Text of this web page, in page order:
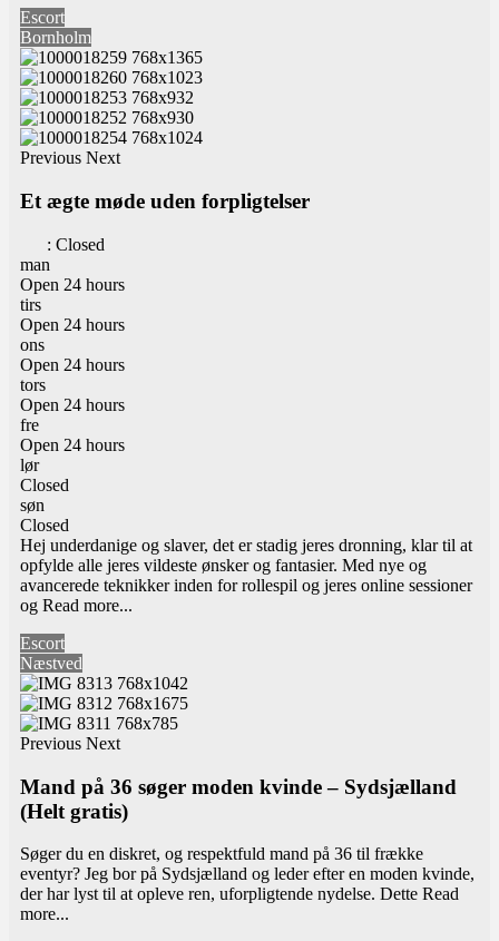
Escort
Bornholm
Previous Next
Et ægte møde uden forpligtelser
: Closed
man
Open 24 hours
tirs
Open 24 hours
ons
Open 24 hours
tors
Open 24 hours
fre
Open 24 hours
lør
Closed
søn
Closed
Hej underdanige og slaver, det er stadig jeres dronning, klar til at
opfylde alle jeres vildeste ønsker og fantasier. Med nye og
avancerede teknikker inden for rollespil og jeres online sessioner
og Read more...
Escort
Næstved
Previous Next
Mand på 36 søger moden kvinde – Sydsjælland
(Helt gratis)
Søger du en diskret, og respektfuld mand på 36 til frække
eventyr? Jeg bor på Sydsjælland og leder efter en moden kvinde,
der har lyst til at opleve ren, uforpligtende nydelse. Dette Read
more...